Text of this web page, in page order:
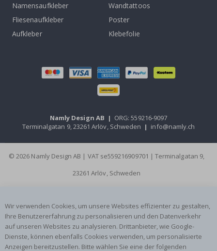
Namensaufkleber
Wandtattoos
Fliesenaufkleber
Poster
Aufkleber
Klebefolie
Namly Design AB | ORG: 559216-9097
Terminalgatan 9, 23261 Arlöv, Schweden | info@namly.ch
© 2026 Namly Design AB | VAT se559216909701 | Terminalgatan 9,
23261 Arlöv, Schweden
Wir verwenden Cookies, um unsere Websites effizienter zu gestalten,
Ihre Benutzererfahrung zu personalisieren und den Datenverkehr
auf unseren Websites zu analysieren. Drittanbieter, wie Google-
Dienste, können ebenfalls Cookies verwenden, um personalisierte
Anzeigen bereitzustellen. Bitte wählen Sie eine der folgenden